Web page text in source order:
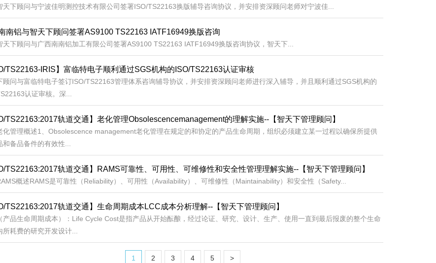
顾问与宁波佳明测控技术有限公司签署ISO/TS22163换版辅导咨询协议，并安排资深顾问老师对宁波佳...
南铝与智天下顾问签署AS9100 TS22163 IATF16949换版咨询
顾问与广西南南铝加工有限公司签署AS9100 TS22163 IATF16949换版咨询协议，智天下...
TS22163-IRIS】富临特电子顺利通过SGS机构的ISO/TS22163认证审核
顾问与富临特电子签订ISO/TS22163管理体系咨询辅导协议，并安排资深顾问老师进行深入辅导，并且顺利通过SGS机构的
认证审核。深...
TS22163:2017轨道交通】老化管理Obsolescencemanagement的理解实施--【智天下管理顾问】
化管理概述1、Obsolescence management老化管理在规定的和协定的产品生命周期，组织必须建立某一过程以确保所提供
和备品备件的有效性...
TS22163:2017轨道交通】RAMS可靠性、可用性、可维修性和安全性管理理解实施--【智天下管理顾问】
概述RAMS是可靠性（Reliability）、可用性（Availability）、可维修性（Maintainability）和安全性（Safety...
TS22163:2017轨道交通】生命周期成本LCC成本分析理解--【智天下管理顾问】
产品生命周期成本）：Life Cycle Cost是指产品从开始酝酿，经过论证、研究、设计、生产、使用一直到最后报废的整个生命
所耗费的研究开发设计...
1 2 3 4 5 >